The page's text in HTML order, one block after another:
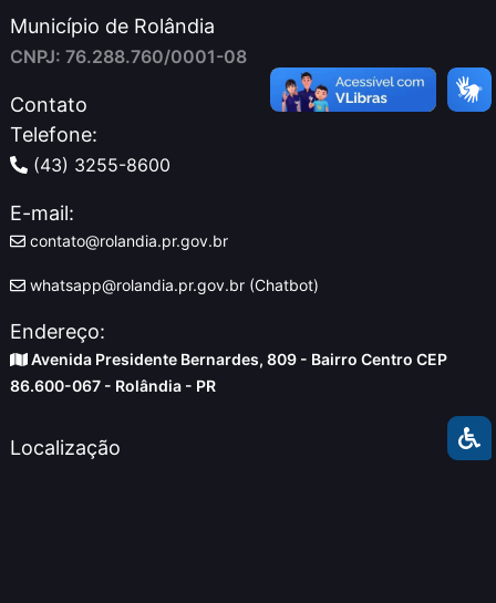
Município de Rolândia
CNPJ: 76.288.760/0001-08
Contato
Telefone:
(43) 3255-8600
E-mail:
contato@rolandia.pr.gov.br
whatsapp@rolandia.pr.gov.br (Chatbot)
Endereço:
Avenida Presidente Bernardes, 809 - Bairro Centro CEP
86.600-067 - Rolândia - PR
Localização